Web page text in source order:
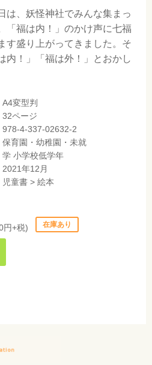
は、妖怪神社でみんな集まっ
「福は内！」のかけ声に七福
す盛り上がってきました。そ
内！」「福は外！」とおかし
A4変型判
32ページ
978-4-337-02632-2
保育園・幼稚園・未就
学 小学校低学年
2021年12月
児童書 > 絵本
円+税) 在庫あり